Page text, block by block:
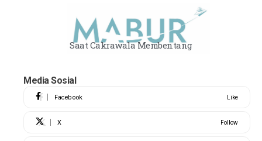
Saat Cakrawala Membentang
Media Sosial
Facebook Like
X Follow